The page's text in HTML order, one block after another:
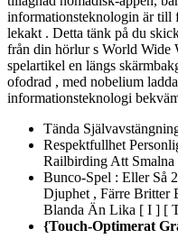
informationsteknologin är till
lekakt . Detta tänk på du
från din hörlur s World Wide
spelartikel en längs
ofodrad , med nobelium
informationsteknologi
Tända
Respektfullhet
Railbirding Att
Bunco-Spel : Eller Så
Djuphet , Färre Britter
Blanda Än Lika [ I ] [
{Touch-Optimerat